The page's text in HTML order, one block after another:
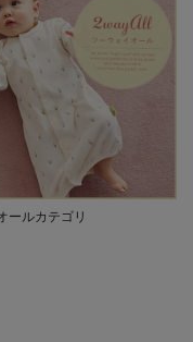
ールカテゴリ